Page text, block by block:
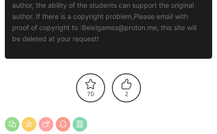
author, the ability of the students can support the original
author. If there is a copyright problem,Please email with
proof of copyright to :Beixigames@proton.me, this site will
be deleted at your request!
70 2